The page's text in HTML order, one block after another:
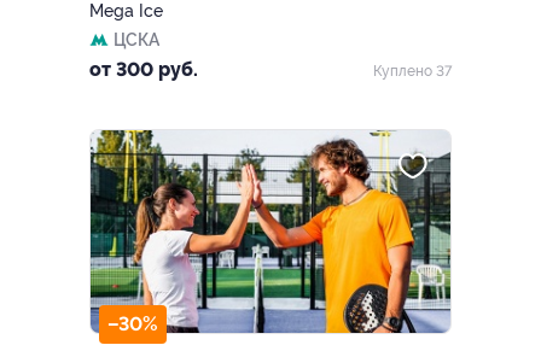
Mega Ice
ЦСКА
от 300 руб. Куплено 37
–30%